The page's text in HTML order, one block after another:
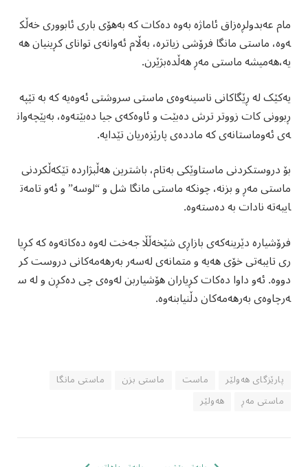
مام عەبدولڕەزاق ئاماژە بەوە دەکات کە بەهۆی باری ئابووری خەڵک
ەوە، ماستی مانگا فرۆشی زیاترە، بەڵام ئەوانەی توانای کڕینیان هە
یە،هەمیشە ماستی مەڕ هەڵدەبژێرن.
یەکێک لە ڕێگاکانی ناسینەوەی ماستی سروشتی ئەوەیە کە بە تێپە
ڕبوونی کات زووتر ترش دەبێت و ئاوەکەی جیا دەبێتەوە، بەپێچەوان
ەی ئەوماستانەی کە ماددەی پارێزەریان تێدایە.
بۆ دروستکردنی ماستاوێکی بەتام، باشترین هەڵبژاردە تێکەڵکردنی
ماستی مەڕ و بزنە، چونکە ماستی مانگا شل و “لوسە” و ئەو تامەت
ایبەتە نادات بە دەستەوە.
فرۆشیارە دێرینەکەی بازاڕی شێخەڵڵا جەخت لەوە دەکاتەوە کە کڕیا
ری تایبەتی خۆی هەیە و متمانەی لەسەر بەرهەمەکانی دروست کر
دووە. ئەو داوا دەکات کڕیاران هۆشیاربن لەوەی چی دەکڕن و لە س
ەرچاوەی بەرهەمەکان دڵنیابنەوە.
پارێزگای هەولێر ماست ماستی بزن
ماستی مانگا
ماستی مەڕ
هەولێر